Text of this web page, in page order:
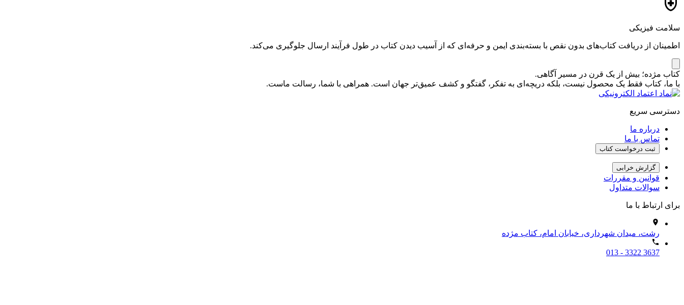
سلامت فیزیکی
اطمینان از دریافت کتاب‌های بدون نقص با بسته‌بندی ایمن و حرفه‌ای که از آسیب دیدن کتاب در طول فرآیند ارسال جلوگیری می‌کند.
کتاب مژده؛ بیش از یک قرن در مسیر آگاهی.
با ما، کتاب فقط یک محصول نیست، بلکه دریچه‌ای به تفکر، گفتگو و کشف عمیق‌تر جهان است. همراهی با شما، رسالت ماست.
دسترسی سریع
درباره ما
تماس با ما
ثبت درخواست کتاب
گزارش خرابی
قوانین و مقررات
سوالات متداول
برای ارتباط با ما
رشت، میدان شهرداری، خیابان امام، کتاب مژده
013 - 3322 3637